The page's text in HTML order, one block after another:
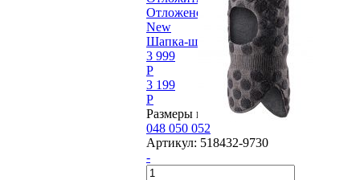
Отложено
New
Шапка-шлем Reima®, Salla
3 999
P
3 199
P
Размеры в наличии:
048 050 052
Артикул: 518432-9730
-